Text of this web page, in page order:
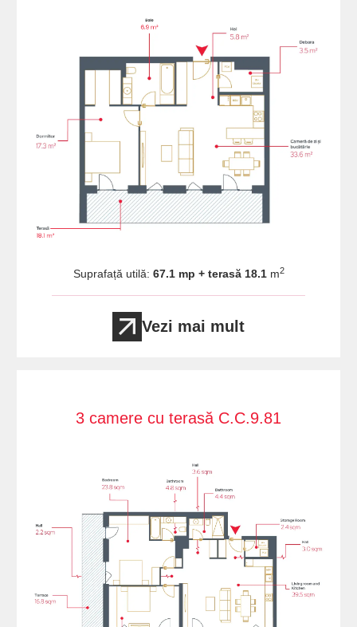
Suprafață utilă: 67.1 mp + terasă 18.1m2
Vezi mai mult
3 camere cu terasă C.C.9.81